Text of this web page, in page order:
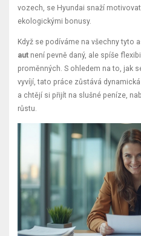
vozech, se Hyundai snaží
ekologickými bonusy.
Když se podíváme na všechny tyto
aut není pevně daný, ale spíše
proměnných. S ohledem na to, jak
vyvíjí, tato práce zůstává
a chtějí si přijít na slušné peníze,
růstu.